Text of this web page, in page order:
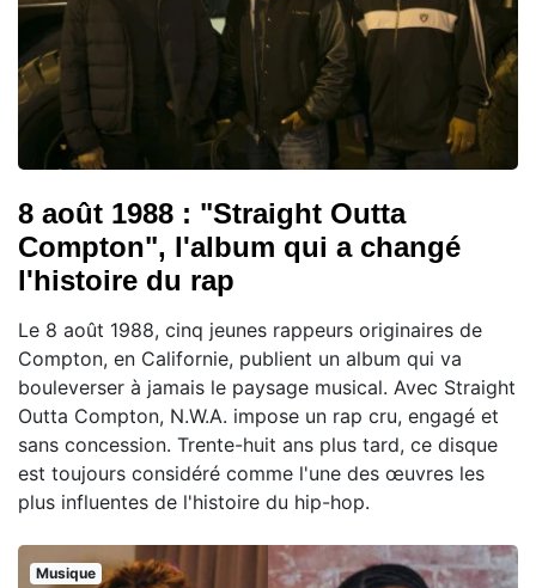
8 août 1988 : "Straight Outta
Compton", l'album qui a changé
l'histoire du rap
Le 8 août 1988, cinq jeunes rappeurs originaires de
Compton, en Californie, publient un album qui va
bouleverser à jamais le paysage musical. Avec Straight
Outta Compton, N.W.A. impose un rap cru, engagé et
sans concession. Trente-huit ans plus tard, ce disque
est toujours considéré comme l'une des œuvres les
plus influentes de l'histoire du hip-hop.
Musique